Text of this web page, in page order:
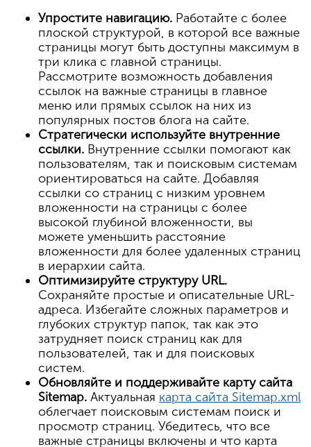
Упростите навигацию. Работайте с более
плоской структурой, в которой все важные
страницы могут быть доступны максимум в
три клика с главной страницы.
Рассмотрите возможность добавления
ссылок на важные страницы в главное
меню или прямых ссылок на них из
популярных постов блога на сайте.
Стратегически используйте внутренние
ссылки. Внутренние ссылки помогают как
пользователям, так и поисковым системам
ориентироваться на сайте. Добавляя
ссылки со страниц с низким уровнем
вложенности на страницы с более
высокой глубиной вложенности, вы
можете уменьшить расстояние
вложенности для более удаленных страниц
в иерархии сайта.
Оптимизируйте структуру URL.
Сохраняйте простые и описательные URL-
адреса. Избегайте сложных параметров и
глубоких структур папок, так как это
затрудняет поиск страниц как для
пользователей, так и для поисковых
систем.
Обновляйте и поддерживайте карту сайта
Sitemap. Актуальная карта сайта Sitemap.xml
облегчает поисковым системам поиск и
просмотр страниц. Убедитесь, что все
важные страницы включены и что карта